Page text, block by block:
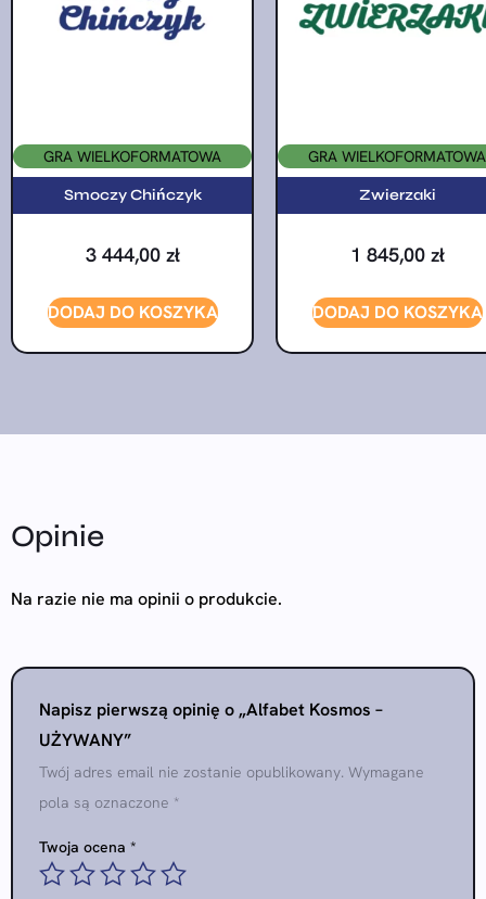
GRA WIELKOFORMATOWA
Smoczy Chińczyk
3 444,00 zł
DODAJ DO KOSZYKA
GRA WIELKOFORMATOWA
Zwierzaki
1 845,00 zł
DODAJ DO KOSZYKA
Opinie
Na razie nie ma opinii o produkcie.
Napisz pierwszą opinię o „Alfabet Kosmos –
UŻYWANY”
Twój adres email nie zostanie opublikowany. Wymagane
pola są oznaczone *
Twoja ocena *